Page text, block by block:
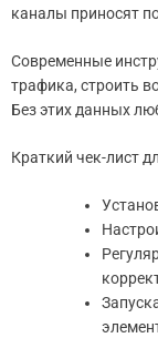
каналы приносят
Современные
трафика, строить
Без этих данных
Краткий чек-лист